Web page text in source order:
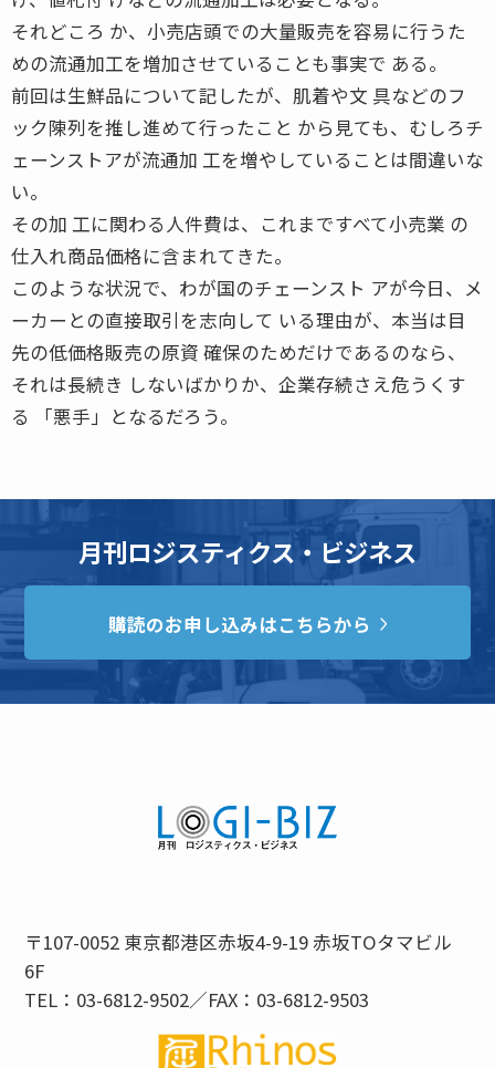
それどころ か、小売店頭での大量販売を容易に行うた
めの流通加工を増加させていることも事実で ある。
前回は生鮮品について記したが、肌着や文 具などのフ
ック陳列を推し進めて行ったこと から見ても、むしろチ
ェーンストアが流通加 工を増やしていることは間違いな
い。
その加 工に関わる人件費は、これまですべて小売業 の
仕入れ商品価格に含まれてきた。
このような状況で、わが国のチェーンスト アが今日、メ
ーカーとの直接取引を志向して いる理由が、本当は目
先の低価格販売の原資 確保のためだけであるのなら、
それは長続き しないばかりか、企業存続さえ危うくす
る 「悪手」となるだろう。
月刊ロジスティクス・ビジネス
購読のお申し込みはこちらから
〒107-0052 東京都港区赤坂4-9-19 赤坂TOタマビル
6F
TEL：03-6812-9502／FAX：03-6812-9503